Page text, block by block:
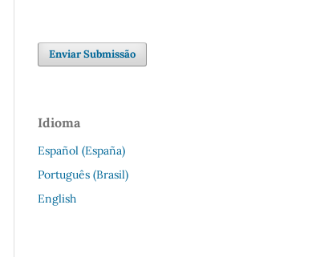
Enviar Submissão
Idioma
Español (España)
Português (Brasil)
English